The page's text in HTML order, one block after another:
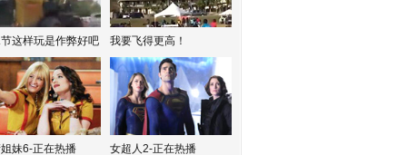
这样玩是作弊好吧 我要飞得更高！
妹6-正在热播 女超人2-正在热播